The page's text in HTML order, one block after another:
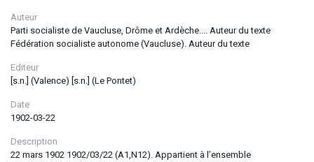
Auteur
Parti socialiste de Vaucluse, Drôme et Ardèche.... Auteur du texte
Fédération socialiste autonome (Vaucluse). Auteur du texte
Editeur
[s.n.] (Valence) [s.n.] (Le Pontet)
Date
1902-03-22
Description
22 mars 1902 1902/03/22 (A1,N12). Appartient à l’ensemble